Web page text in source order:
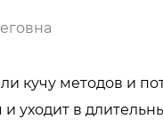
кучу методов и
и уходит в